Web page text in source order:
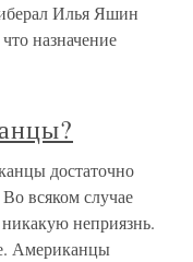
Илья Яшин
назначение
достаточно
всяком случае
неприязнь.
Американцы